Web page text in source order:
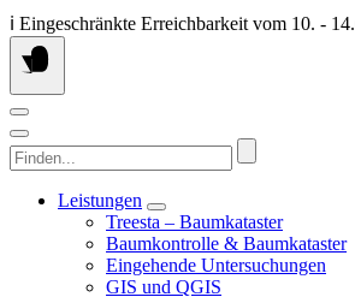
Springen
Sie
zum
ℹ️ Eingeschränkte Erreichbarkeit vom 10. -
Finden...
Leistungen
Treesta – Baumkataster
Baumkontrolle & Baumkataster
Eingehende Untersuchungen
GIS und QGIS